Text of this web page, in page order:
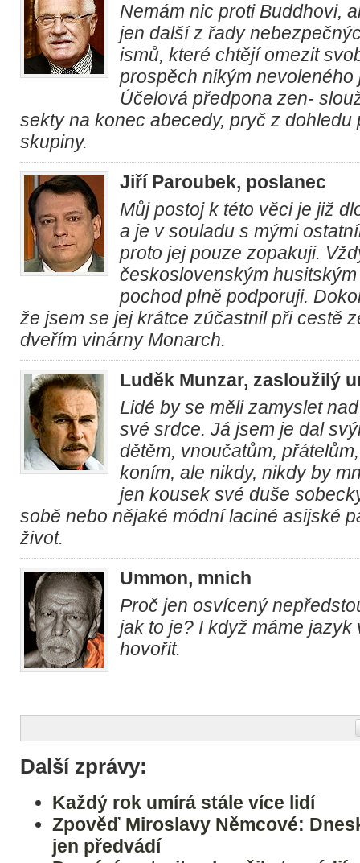
Nemám nic proti Buddhovi,
jen další z řady
ismů, které chtějí omezit
prospěch nikým nevoleného
Účelová předpona zen-
sekty na konec abecedy, pryč z dohledu
skupiny.
Jiří Paroubek, poslanec
Můj postoj k této věci je již
a je v souladu s mými
proto jej pouze zopakuji.
československým
pochod plně podporuji.
že jsem se jej krátce zúčastnil při cestě
dveřím vinárny Monarch.
Luděk Munzar, zasloužilý
Lidé by se měli zamyslet
své srdce. Já jsem je dal
dětěm, vnoučatům,
koním, ale nikdy, nikdy by
jen kousek své duše
sobě nebo nějaké módní laciné asijské
život.
Ummon, mnich
Proč jen osvícený
jak to je? I když máme jazyk
hovořit.
Další zprávy:
Každý rok umírá stále více lidí
Zpověď Miroslavy Němcové:
jen předvádí